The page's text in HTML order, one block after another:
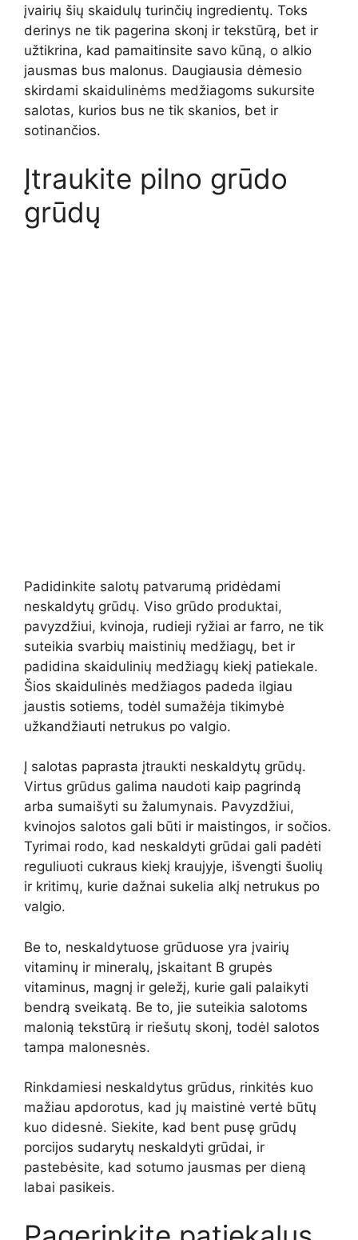
įvairių šių skaidulų turinčių ingredientų. Toks
derinys ne tik pagerina skonį ir tekstūrą, bet ir
užtikrina, kad pamaitinsite savo kūną, o alkio
jausmas bus malonus. Daugiausia dėmesio
skirdami skaidulinėms medžiagoms sukursite
salotas, kurios bus ne tik skanios, bet ir
sotinančios.
Įtraukite pilno grūdo
grūdų
Padidinkite salotų patvarumą pridėdami
neskaldytų grūdų. Viso grūdo produktai,
pavyzdžiui, kvinoja, rudieji ryžiai ar farro, ne tik
suteikia svarbių maistinių medžiagų, bet ir
padidina skaidulinių medžiagų kiekį patiekale.
Šios skaidulinės medžiagos padeda ilgiau
jaustis sotiems, todėl sumažėja tikimybė
užkandžiauti netrukus po valgio.
Į salotas paprasta įtraukti neskaldytų grūdų.
Virtus grūdus galima naudoti kaip pagrindą
arba sumaišyti su žalumynais. Pavyzdžiui,
kvinojos salotos gali būti ir maistingos, ir sočios.
Tyrimai rodo, kad neskaldyti grūdai gali padėti
reguliuoti cukraus kiekį kraujyje, išvengti šuolių
ir kritimų, kurie dažnai sukelia alkį netrukus po
valgio.
Be to, neskaldytuose grūduose yra įvairių
vitaminų ir mineralų, įskaitant B grupės
vitaminus, magnį ir geležį, kurie gali palaikyti
bendrą sveikatą. Be to, jie suteikia salotoms
malonią tekstūrą ir riešutų skonį, todėl salotos
tampa malonesnės.
Rinkdamiesi neskaldytus grūdus, rinkitės kuo
mažiau apdorotus, kad jų maistinė vertė būtų
kuo didesnė. Siekite, kad bent pusę grūdų
porcijos sudarytų neskaldyti grūdai, ir
pastebėsite, kad sotumo jausmas per dieną
labai pasikeis.